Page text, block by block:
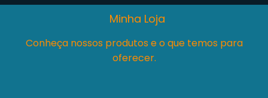
Minha Loja
Conheça nossos produtos e o que temos para
oferecer.